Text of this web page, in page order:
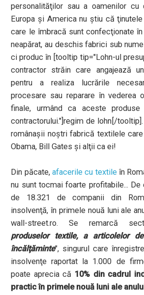
personalităţilor sau a oamenilor cu
Europa şi America nu ştiu că
care le îmbracă sunt confecţionate în
neapărat, au deschis fabrici sub
ci produc în [tooltip tip="Lohn-ul
contractor străin care angajează
pentru a realiza lucrările
procesare sau reparare în vederea
finale, urmând ca aceste
contractorului."]regim de lohn[/
românaşii noştri fabrică textilele
Obama, Bill Gates şi alţii ca ei!
Din păcate, afacerile cu textileîn
nu sunt tocmai foarte profitabile... De
de 18.321 de companii din
insolvenţă, în primele nouă luni ale
wall-street.ro. Se remarcă
produselor textile, a articolelor
încălţăminte", singurul care
insolvenţe raportat la 1.000 de
poate aprecia că 10% din cadrul
practic în primele nouă luni ale